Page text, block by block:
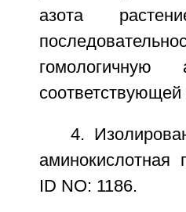
азота
гомологичную
4.
аминокислотная
ID NO: 1186.